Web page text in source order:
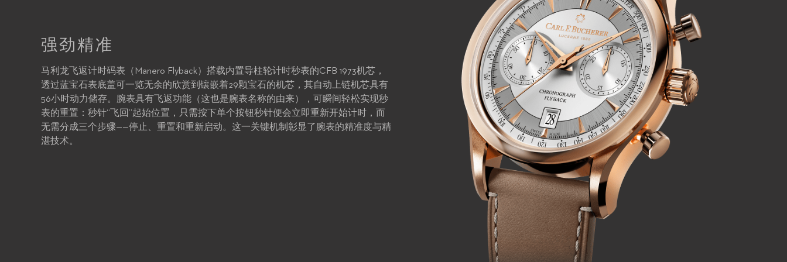
强劲精准
马利龙飞返计时码表（Manero Flyback）搭载内置导柱轮计时秒表的CFB 1973机芯，
透过蓝宝石表底盖可一览无余的欣赏到镶嵌着29颗宝石的机芯，其自动上链机芯具有
56小时动力储存。腕表具有飞返功能（这也是腕表名称的由来），可瞬间轻松实现秒
表的重置：秒针“飞回”起始位置，只需按下单个按钮秒针便会立即重新开始计时，而
无需分成三个步骤——停止、重置和重新启动。这一关键机制彰显了腕表的精准度与精
湛技术。